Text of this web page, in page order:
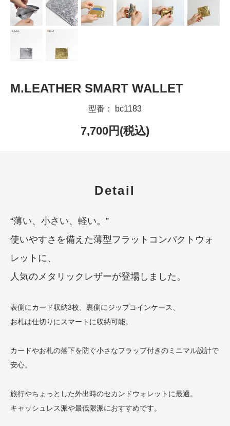
M.LEATHER SMART WALLET
型番： bc1183
7,700円(税込)
Detail
“薄い、小さい、軽い。”
使いやすさを備えた薄型フラットコンパクトウォ
レットに、
人気のメタリックレザーが登場しました。
表側にカード収納3枚、裏側にジップコインケース、
お札は仕切りにスマートに収納可能。
カードやお札の落下を防ぐ小さなフラップ付きのミニマル設計で
安心。
旅行やちょっとした外出時のセカンドウォレットに最適。
キャッシュレス派や最低限派におすすめです。